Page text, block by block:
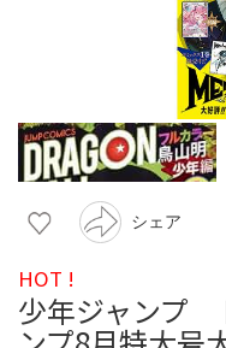
シェア
HOT !
少年ジャンプ